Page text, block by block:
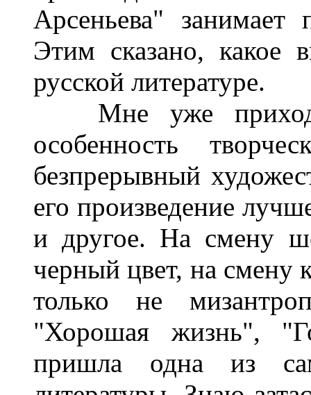
Арсеньева" занимает
Этим сказано, какое
русской литературе.
Мне уже
особенность
безпрерывный
его произведение
и другое. На смену
черный цвет, на смену
только не
"Хорошая жизнь",
пришла одна из